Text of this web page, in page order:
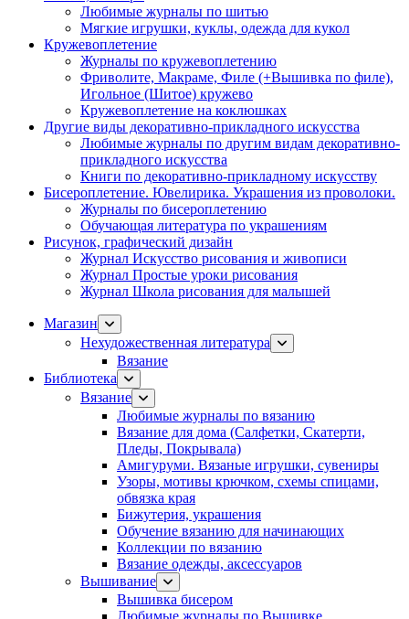
Любимые журналы по шитью
Мягкие игрушки, куклы, одежда для кукол
Кружевоплетение
Журналы по кружевоплетению
Фриволите, Макраме, Филе (+Вышивка по филе),
Игольное (Шитое) кружево
Кружевоплетение на коклюшках
Другие виды декоративно-прикладного искусства
Любимые журналы по другим видам декоративно-
прикладного искусства
Книги по декоративно-прикладному искусству
Бисероплетение. Ювелирика. Украшения из проволоки.
Журналы по бисероплетению
Обучающая литература по украшениям
Рисунок, графический дизайн
Журнал Искусство рисования и живописи
Журнал Простые уроки рисования
Журнал Школа рисования для малышей
Магазин
Нехудожественная литература
Вязание
Библиотека
Вязание
Любимые журналы по вязанию
Вязание для дома (Салфетки, Скатерти,
Пледы, Покрывала)
Амигуруми. Вязаные игрушки, сувениры
Узоры, мотивы крючком, схемы спицами,
обвязка края
Бижутерия, украшения
Обучение вязанию для начинающих
Коллекции по вязанию
Вязание одежды, аксессуаров
Вышивание
Вышивка бисером
Любимые журналы по Вышивке